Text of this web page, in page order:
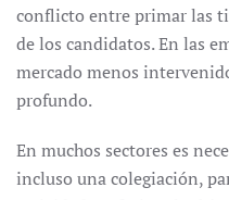
conflicto entre primar las
de los candidatos. En las
mercado menos
profundo.
En muchos sectores es
incluso una colegiación,